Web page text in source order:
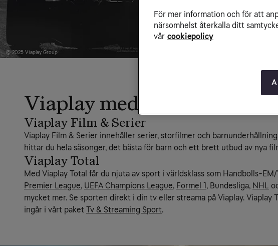
© 2025 Viaplay Group
Viaplay med eller utan sport
Viaplay Film & Serier
Viaplay Film & Serier innehåller serier, storfilmer och
hittar du hela säsonger, det bästa för barn och ett brett utbud av nya
Viaplay Total
Med Viaplay Total får du njuta av sport i världsklass som Handbolls-
Premier League, UEFA Champions League, Formel 1, Bundesliga, NHL
mycket mer. Se sporten direkt i din tv eller streama på Viaplay. Viaplay
ingår i vårt paket Tv & Streaming Sport.
För mer information och för att
närsomhelst återkalla ditt
vår cookiepolicy